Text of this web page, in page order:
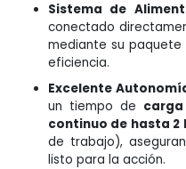
Sistema de
conectado
mediante su
eficiencia.
Excelente
un tiempo de
continuo de hasta 2
de trabajo),
listo para la acción.